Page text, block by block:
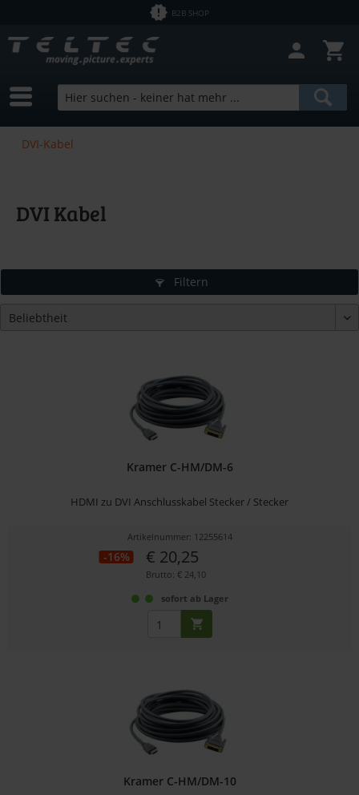
B2B SHOP
DVI-Kabel
DVI Kabel
Filtern
Kramer C-HM/DM-6
HDMI zu DVI Anschlusskabel Stecker / Stecker
Artikelnummer: 12255614
-16% € 20,25
Brutto: € 24,10
sofort ab Lager
Kramer C-HM/DM-10